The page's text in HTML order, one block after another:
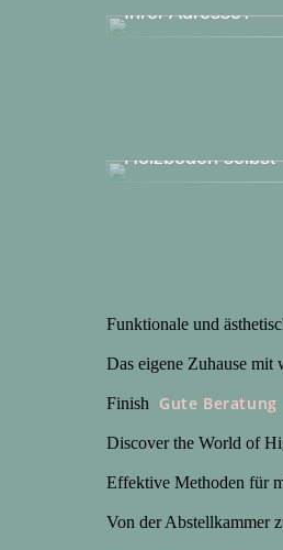
Ihrer Adresse?
Holzboden selbst
Funktionale und
Das eigene Zuhause
Finish Gute Beratung
Discover the World of
Effektive Methoden für
Von der Abstellkammer